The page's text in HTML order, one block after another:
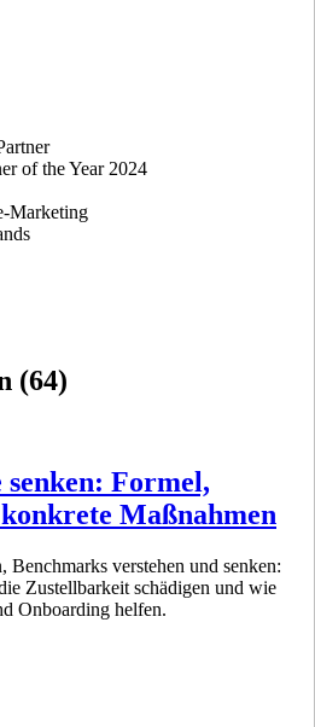
of the Year 2024
Marketing
(64)
senken: Formel,
Maßnahmen
Benchmarks verstehen und senken:
Zustellbarkeit schädigen und wie
Onboarding helfen.